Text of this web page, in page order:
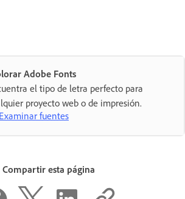
Adobe Fonts
el tipo de letra perfecto para
proyecto web o de impresión.
Examinar fuentes
Compartir esta página